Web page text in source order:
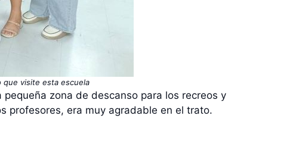
que visite esta escuela
zona de descanso para los recreos y
profesores, era muy agradable en el trato.